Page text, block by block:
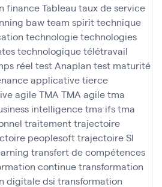
financeTableau taux de service
bawteam spirittechnique
technologietechnologies
technologiquetélétravail
réel test Anaplan test maturité
applicativetierce
agileTMA TMA agiletma
intelligencetma ifstma
traitementtrajectoire
peoplesofttrajectoire SI
transfert de compétences
continuetransformation
digitale dsi transformation